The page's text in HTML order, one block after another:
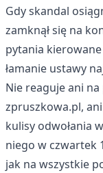
Gdy skandal
zamknął się na
pytania
łamanie ustawy
Nie reaguje ani
zpruszkowa.pl,
kulisy odwołania
niego w czwartek
jak na wszystkie